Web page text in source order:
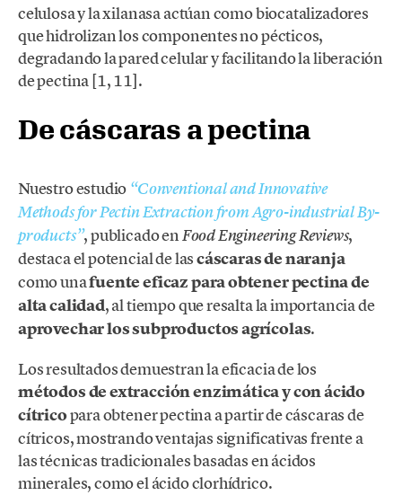
celulosa y la xilanasa actúan como biocatalizadores
que hidrolizan los componentes no pécticos,
degradando la pared celular y facilitando la liberación
de pectina [1, 11].
De cáscaras a pectina
Nuestro estudio “Conventional and Innovative
Methods for Pectin Extraction from Agro-industrial By-
products”, publicado enFood Engineering Reviews,
destaca el potencial de lascáscaras de naranja
como unafuente eficaz para obtener pectina de
alta calidad, al tiempo que resalta la importancia de
aprovechar los subproductos agrícolas.
Los resultados demuestran la eficacia de los
métodos de extracciónenzimática y con ácido
cítricopara obtener pectina a partir de cáscaras de
cítricos, mostrando ventajas significativas frente a
las técnicas tradicionales basadas en ácidos
minerales, como el ácido clorhídrico.